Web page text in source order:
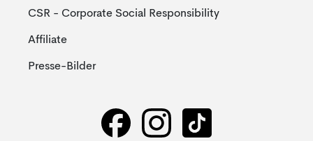
CSR - Corporate Social Responsibility
Affiliate
Presse-Bilder